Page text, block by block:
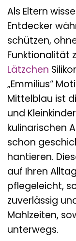
Als Eltern
Entdecker
schützen,
Funktionalität
Lätzchen
„Emmilius“
Mittelblau ist
und
kulinarischen
schon
hantieren.
auf Ihren
pflegeleicht,
zuverlässig
Mahlzeiten,
unterwegs.